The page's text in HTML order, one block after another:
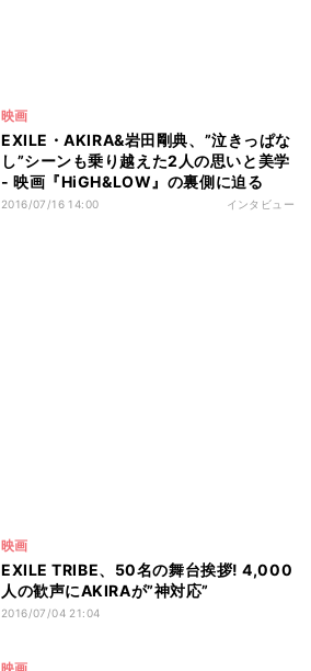
映画
EXILE・AKIRA&岩田剛典、”泣きっぱな
し”シーンも乗り越えた2人の思いと美学
- 映画『HiGH&LOW』の裏側に迫る
2016/07/16 14:00 インタビュー
映画
EXILE TRIBE、50名の舞台挨拶! 4,000
人の歓声にAKIRAが”神対応”
2016/07/04 21:04